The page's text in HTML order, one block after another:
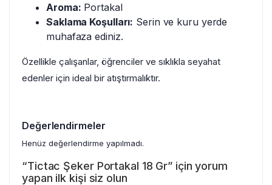
Aroma: Portakal
Saklama Koşulları: Serin ve kuru yerde
muhafaza ediniz.
Özellikle çalışanlar, öğrenciler ve sıklıkla seyahat
edenler için ideal bir atıştırmalıktır.
Değerlendirmeler
Henüz değerlendirme yapılmadı.
“Tictac Şeker Portakal 18 Gr” için yorum
yapan ilk kişi siz olun